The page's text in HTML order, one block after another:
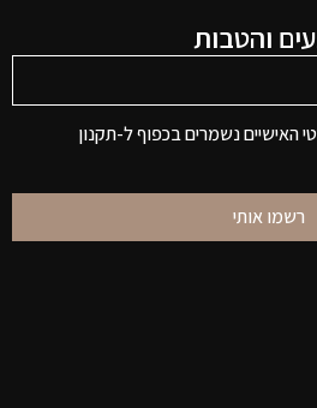
והטבות
האישיים נשמרים בכפוף ל-תקנון
רשמו אותי